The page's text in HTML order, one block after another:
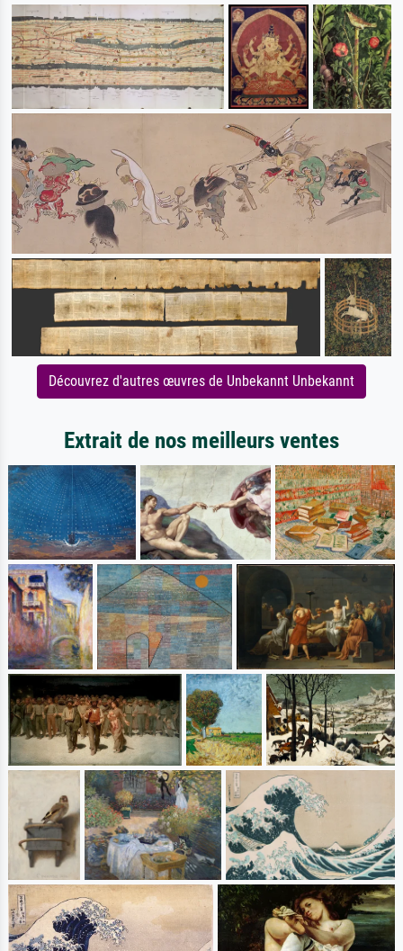
Découvrez d'autres œuvres de Unbekannt Unbekannt
Extrait de nos meilleurs ventes